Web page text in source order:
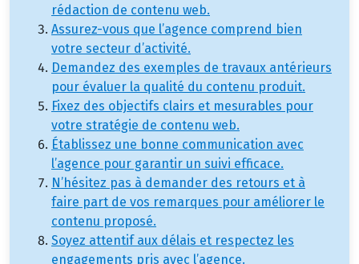
rédaction de contenu web.
Assurez-vous que l’agence comprend bien
votre secteur d’activité.
Demandez des exemples de travaux antérieurs
pour évaluer la qualité du contenu produit.
Fixez des objectifs clairs et mesurables pour
votre stratégie de contenu web.
Établissez une bonne communication avec
l’agence pour garantir un suivi efficace.
N’hésitez pas à demander des retours et à
faire part de vos remarques pour améliorer le
contenu proposé.
Soyez attentif aux délais et respectez les
engagements pris avec l’agence.